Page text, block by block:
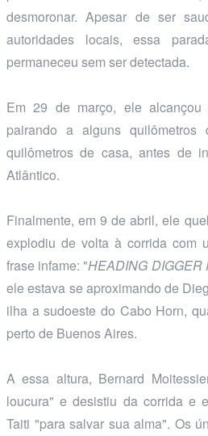
desmoronar. Apesar de ser
autoridades locais, essa
permaneceu sem ser detectada.
Em 29 de março, ele
pairando a alguns quilômetros
quilômetros de casa, antes de
Atlântico.
Finalmente, em 9 de abril, ele
explodiu de volta à corrida com
frase infame: "HEADING DIGGER
ele estava se aproximando de
ilha a sudoeste do Cabo Horn,
perto de Buenos Aires.
A essa altura, Bernard
loucura" e desistiu da corrida e
Taiti "para salvar sua alma". Os